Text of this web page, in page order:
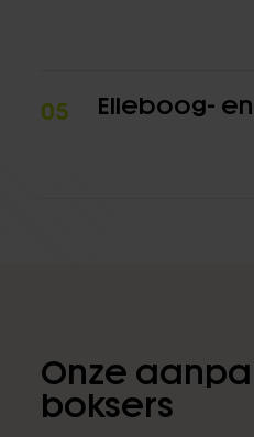
05 Elleboog-
Onze
boksers